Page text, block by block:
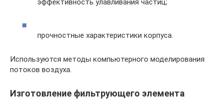
прочностные характеристики корпуса.
Используются методы компьютерного моделирования
потоков воздуха.
Изготовление фильтрующего элемента